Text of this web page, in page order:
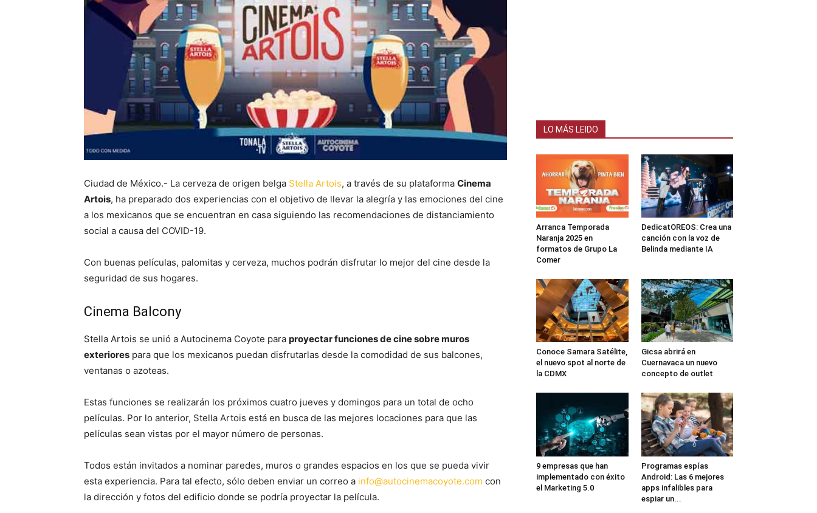
Ciudad de México.- La cerveza de origen belga Stella Artois, a través de su plataforma Cinema
Artois, ha preparado dos experiencias con el objetivo de llevar la alegría y las emociones del cine
a los mexicanos que se encuentran en casa siguiendo las recomendaciones de distanciamiento
social a causa del COVID-19.
Con buenas películas, palomitas y cerveza, muchos podrán disfrutar lo mejor del cine desde la
seguridad de sus hogares.
Cinema Balcony
Stella Artois se unió a Autocinema Coyote para proyectar funciones de cine sobre muros
exteriores para que los mexicanos puedan disfrutarlas desde la comodidad de sus balcones,
ventanas o azoteas.
Estas funciones se realizarán los próximos cuatro jueves y domingos para un total de ocho
películas. Por lo anterior, Stella Artois está en busca de las mejores locaciones para que las
películas sean vistas por el mayor número de personas.
Todos están invitados a nominar paredes, muros o grandes espacios en los que se pueda vivir
esta experiencia. Para tal efecto, sólo deben enviar un correo a info@autocinemacoyote.com con
la dirección y fotos del edificio donde se podría proyectar la película.
LO MÁS LEIDO
Arranca Temporada
Naranja 2025 en
formatos de Grupo La
Comer
DedicatOREOS: Crea una
canción con la voz de
Belinda mediante IA
Conoce Samara Satélite,
el nuevo spot al norte de
la CDMX
Gicsa abrirá en
Cuernavaca un nuevo
concepto de outlet
9 empresas que han
implementado con éxito
el Marketing 5.0
Programas espías
Android: Las 6 mejores
apps infalibles para
espiar un...